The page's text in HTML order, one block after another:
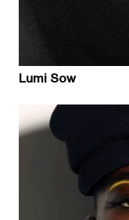
Lumi Sow